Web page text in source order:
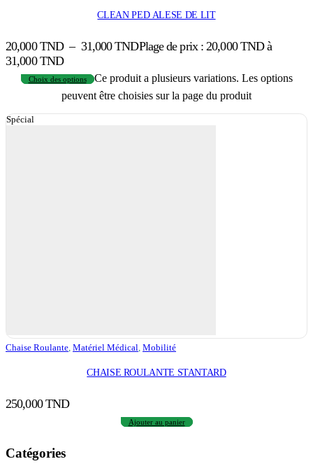
CLEAN PED ALESE DE LIT
20,000TND – 31,000TNDPlage de prix : 20,000 TND à
31,000 TND
Choix des options
Ce produit a plusieurs variations. Les options
peuvent être choisies sur la page du produit
Spécial
Chaise Roulante Matériel Médical Mobilité
CHAISE ROULANTE STANTARD
250,000TND
Ajouter au panier
Catégories